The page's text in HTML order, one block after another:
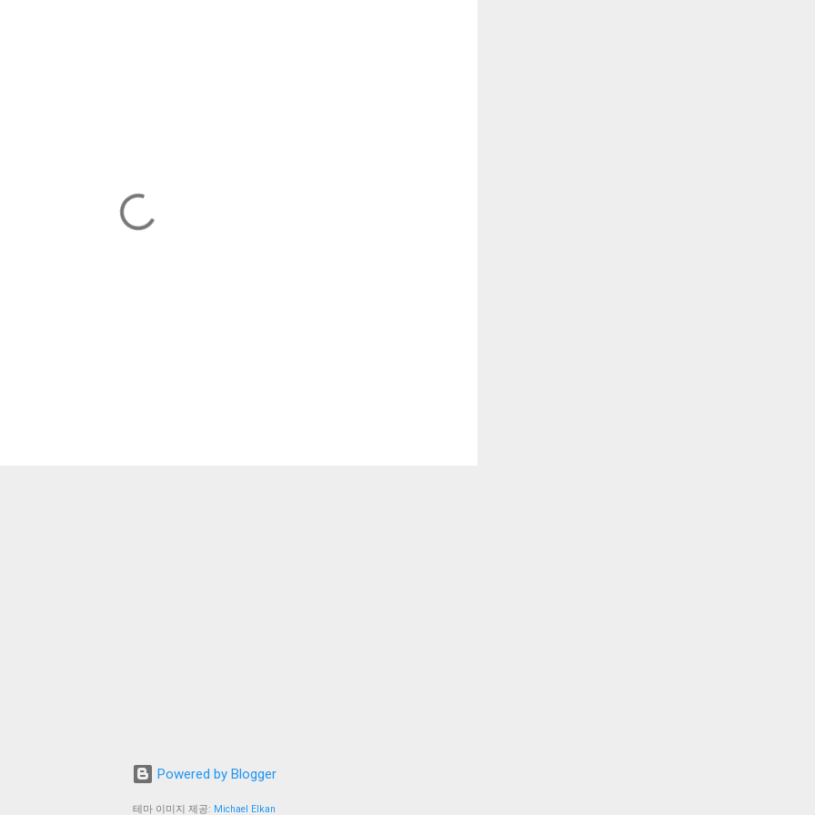
Powered by Blogger
테마 이미지 제공: Michael Elkan